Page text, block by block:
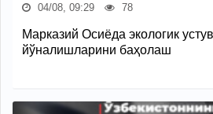
04/08, 09:29 78
Марказий Осиёда экологик
йўналишларини баҳолаш